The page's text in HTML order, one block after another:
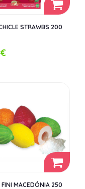
STRAWBS 200
FINI MACEDÓNIA 250